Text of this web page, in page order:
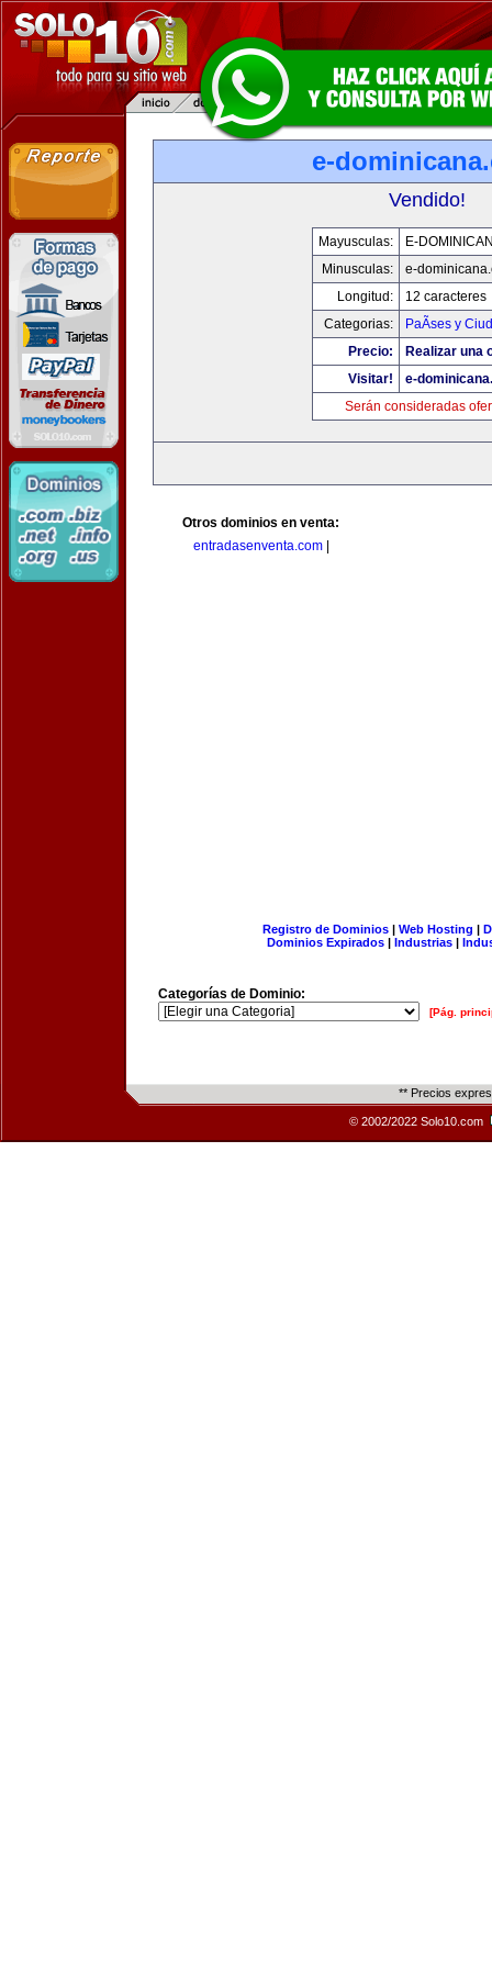
e-
Vendido!
Mayusculas:
E-
Minusculas:
e-
Longitud:
12 caracteres
Categorias:
PaÃ­ses y
Precio:
Realizar una
Visitar!
e-
Serán consideradas
Otros dominios en venta:
entradasenventa.com|
Registro de Dominios| Web Hosting |
Dominios Expirados | Industrias |
Categorías de Dominio:
[Pág.
** Precios
© 2002/2022 Solo10.com